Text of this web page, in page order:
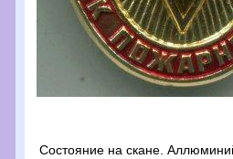
Состояние на скане.